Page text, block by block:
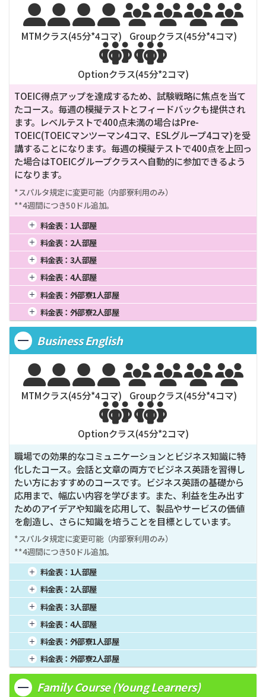

MTMクラス(45分*4コマ)

Groupクラス(45分*4コマ)

Optionクラス(45分*2コマ)
TOEIC得点アップを達成するため、試験戦略に焦点を当て
たコース。毎週の模擬テストとフィードバックも提供され
ます。レベルテストで400点未満の場合はPre-
TOEIC(TOEICマンツーマン4コマ、ESLグループ4コマ)を受
講することになります。毎週の模擬テストで400点を上回っ
た場合はTOEICグループクラスへ自動的に参加できるよう
になります。
*スパルタ規定に変更可能（内部寮利用のみ）
**4週間につき50ドル追加。
料金表： 1人部屋
1週間
1,000
2週間
1,625
3週間
2,125
8週間
5,000
12週間
7,500
20週間
12,500
24週間
15,000
料金表： 2人部屋
1週間
856
2週間
1,391
3週間
1,819
8週間
4,280
12週間
6,420
20週間
10,700
24週間
12,840
料金表： 3人部屋
1週間
820
2週間
1,333
3週間
1,743
8週間
4,100
12週間
6,150
20週間
10,250
24週間
12,300
料金表： 4人部屋
1週間
800
2週間
1,300
3週間
1,700
4週間
8週間
4,000
12週間
6,150
20週間
10,000
24週間
12,000
料金表： 外部寮1人部屋
1週間
1,060
2週間
1,723
3週間
2,253
4週間
8週間
5,300
12週間
20週間
13,250
料金表： 外部寮2人部屋
1週間
900
2週間
1,463
3週間
1,913
4週間
2,250
8週間
12週間
6,750
16週間
9,000
24週間
13,500
Business English

MTMクラス(45分*4コマ)

Groupクラス(45分*4コマ)

Optionクラス(45分*2コマ)
職場での効果的なコミュニケーションとビジネス知識に特
化したコース。会話と文章の両方でビジネス英語を習得し
たい方におすすめのコースです。ビジネス英語の基礎から
応用まで、幅広い内容を学びます。また、利益を生み出す
ためのアイデアや知識を応用して、製品やサービスの価値
を創造し、さらに知識を培うことを目標としています。
*スパルタ規定に変更可能（内部寮利用のみ）
**4週間につき50ドル追加。
料金表： 1人部屋
1週間
1,000
2週間
1,625
3週間
2,125
8週間
5,000
12週間
7,500
20週間
12,500
24週間
15,000
料金表： 2人部屋
1週間
856
2週間
1,391
3週間
1,819
8週間
4,280
12週間
6,420
20週間
10,700
24週間
12,840
料金表： 3人部屋
1週間
820
2週間
1,333
3週間
1,743
8週間
4,100
12週間
6,150
20週間
10,250
24週間
12,300
料金表： 4人部屋
1週間
800
2週間
1,300
3週間
1,700
4週間
8週間
4,000
12週間
6,150
20週間
10,000
24週間
12,000
料金表： 外部寮1人部屋
1週間
1,060
2週間
1,723
3週間
2,253
4週間
8週間
5,300
12週間
7,950
20週間
13,250
24週間
料金表： 外部寮2人部屋
1週間
900
2週間
1,463
4週間
2,250
8週間
4,500
16週間
9,000
20週間
Family Course (Young Learners)